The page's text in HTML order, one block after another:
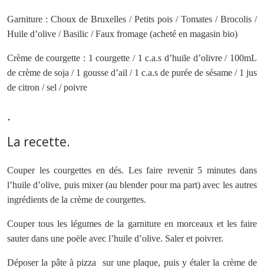
Garniture : Choux de Bruxelles / Petits pois / Tomates / Brocolis /
Huile d’olive / Basilic / Faux fromage (acheté en magasin bio)
Crème de courgette : 1 courgette / 1 c.a.s d’huile d’olivre / 100mL
de crème de soja / 1 gousse d’ail / 1 c.a.s de purée de sésame / 1 jus
de citron / sel / poivre
.
La recette.
Couper les courgettes en dés. Les faire revenir 5 minutes dans
l’huile d’olive, puis mixer (au blender pour ma part) avec les autres
ingrédients de la crème de courgettes.
Couper tous les légumes de la garniture en morceaux et les faire
sauter dans une poële avec l’huile d’olive. Saler et poivrer.
Déposer la pâte à pizza sur une plaque, puis y étaler la crème de